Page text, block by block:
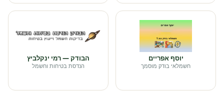
יוסף אפריים
חשמלאי בודק מוסמך
הבודק — רמי ינקלביץ
הנדסת בטיחות וחשמל